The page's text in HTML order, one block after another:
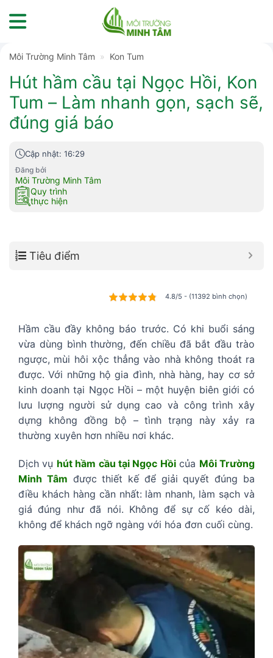
to
Môi Trường Minh Tâm » Kon Tum
Hút hầm cầu tại Ngọc Hồi, Kon
Tum – Làm nhanh gọn, sạch sẽ,
đúng giá báo
Cập nhật: 16:29
Đăng bởi
Môi Trường Minh Tâm
Quy trình
thực hiện
Tiêu điểm
4.8/5 - (11392 bình chọn)
Hầm cầu đầy không báo trước. Có khi buổi sáng
vừa dùng bình thường, đến chiều đã bắt đầu trào
ngược, mùi hôi xộc thẳng vào nhà không thoát ra
được. Với những hộ gia đình, nhà hàng, hay cơ sở
kinh doanh tại Ngọc Hồi – một huyện biên giới có
lưu lượng người sử dụng cao và công trình xây
dựng không đồng bộ – tình trạng này xảy ra
thường xuyên hơn nhiều nơi khác.
Dịch vụ hút hầm cầu tại Ngọc Hồicủa Môi Trường
Minh Tâm được thiết kế để giải quyết đúng ba
điều khách hàng cần nhất: làm nhanh, làm sạch và
giá đúng như đã nói. Không để sự cố kéo dài,
không để khách ngỡ ngàng với hóa đơn cuối cùng.